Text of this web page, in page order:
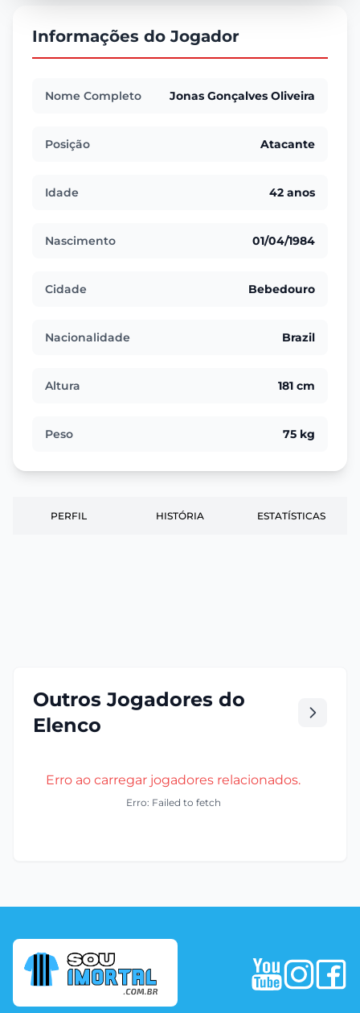
Informações do Jogador
Nome Completo Jonas Gonçalves Oliveira
Posição Atacante
Idade 42 anos
Nascimento 01/04/1984
Cidade Bebedouro
Nacionalidade Brazil
Altura 181 cm
Peso 75 kg
PERFIL HISTÓRIA ESTATÍSTICAS
Outros Jogadores do
Elenco
Erro ao carregar jogadores relacionados.
Erro: Failed to fetch